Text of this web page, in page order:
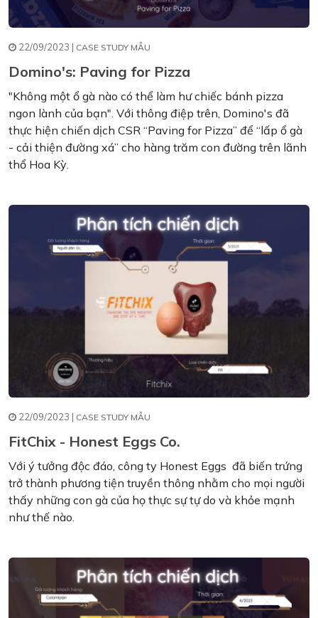
22/09/2023 | CASE STUDY MẪU
Domino's: Paving for Pizza
"Không một ổ gà nào có thể làm hư chiếc bánh pizza
ngon lành của bạn". Với thông điệp trên, Domino's đã
thực hiện chiến dịch CSR “Paving for Pizza” để “lấp ổ gà
- cải thiện đường xá” cho hàng trăm con đường trên lãnh
thổ Hoa Kỳ.
22/09/2023 | CASE STUDY MẪU
FitChix - Honest Eggs Co.
Với ý tưởng độc đáo, công ty Honest Eggs đã biến trứng
trở thành phương tiện truyền thông nhằm cho mọi người
thấy những con gà của họ thực sự tự do và khỏe mạnh
như thế nào.